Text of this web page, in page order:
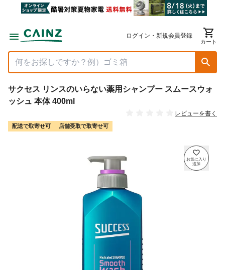
ログイン・新規会員登録
カート
サクセス リンスのいらない薬用シャンプー スムースウォ
ッシュ 本体 400ml
レビューを書く
配送で取寄せ可 店舗受取で取寄せ可